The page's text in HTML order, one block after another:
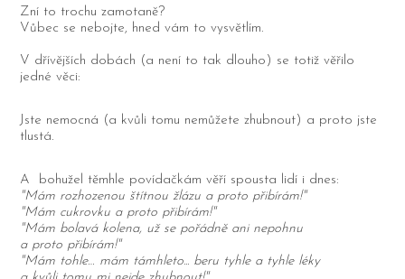
Zní to trochu zamotaně?
Vůbec se nebojte, hned vám to vysvětlím.
V dřívějších dobách (a není to tak dlouho) se totiž věřilo
jedné věci:
Jste nemocná (a kvůli tomu nemůžete zhubnout) a proto jste
tlustá.
A bohužel těmhle povídačkám věří spousta lidí i dnes:
"Mám rozhozenou štítnou žlázu a proto přibírám!"
"Mám cukrovku a proto přibírám!"
"Mám bolavá kolena, už se pořádně ani nepohnu
a proto přibírám!"
"Mám tohle… mám támhleto... beru tyhle a tyhle léky